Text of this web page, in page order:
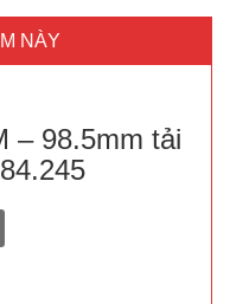
NÀY
– 98.5mm tải